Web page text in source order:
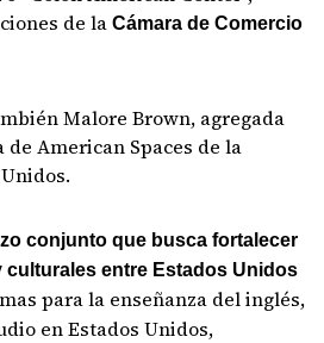
de la Cámara de Comercio
Malore Brown, agregada
American Spaces de la
conjunto que busca fortalecer
culturales entre Estados Unidos
para la enseñanza del inglés,
en Estados Unidos,